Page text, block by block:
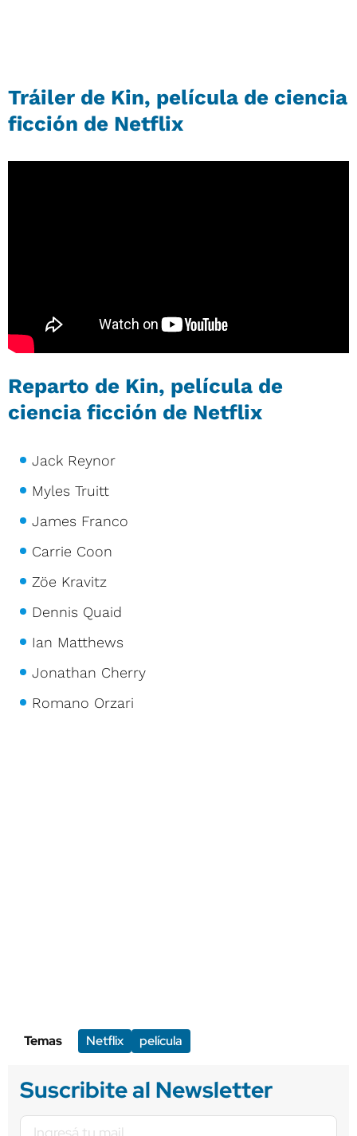
Tráiler de Kin, película de ciencia
ficción de Netflix
Reparto de Kin, película de
ciencia ficción de Netflix
Jack Reynor
Myles Truitt
James Franco
Carrie Coon
Zöe Kravitz
Dennis Quaid
Ian Matthews
Jonathan Cherry
Romano Orzari
Temas Netflix película
Suscribite al Newsletter